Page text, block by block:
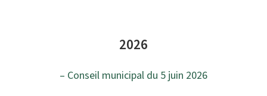
2026
– Conseil municipal du 5 juin 2026